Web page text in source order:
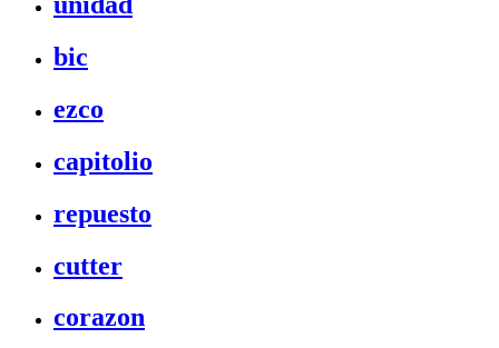
bic
ezco
capitolio
repuesto
cutter
corazon